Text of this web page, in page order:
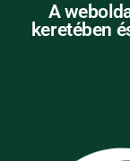
A
keretében